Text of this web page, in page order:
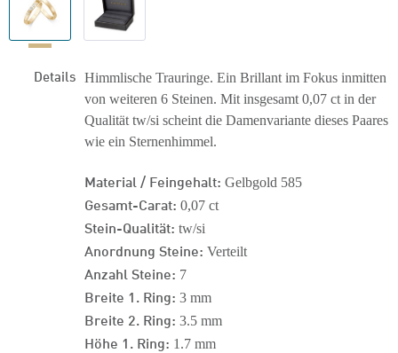
Details Himmlische Trauringe. Ein Brillant im Fokus inmitten
von weiteren 6 Steinen. Mit insgesamt 0,07 ct in der
Qualität tw/si scheint die Damenvariante dieses Paares
wie ein Sternenhimmel.
Material / Feingehalt: Gelbgold 585
Gesamt-Carat: 0,07 ct
Stein-Qualität: tw/si
Anordnung Steine: Verteilt
Anzahl Steine: 7
Breite 1. Ring: 3 mm
Breite 2. Ring: 3.5 mm
Höhe 1. Ring: 1.7 mm